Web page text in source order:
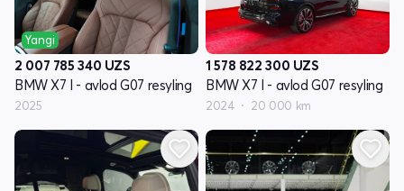
Yangi
2 007 785 340 UZS
BMW X7 I - avlod G07 resyling
2025
1 578 822 300 UZS
BMW X7 I - avlod G07 resyling
2024 20 000 km